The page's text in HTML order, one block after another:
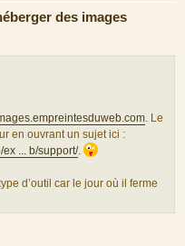
des images
. Le
en ouvrant un sujet ici :
ex ... b/support/.
d’outil car le jour où il ferme